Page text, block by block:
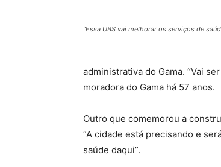
“Essa UBS vai melhorar os serviços de
administrativa do Gama. “Vai
moradora do Gama há 57 anos.
Outro que comemorou a
“A cidade está precisando e
saúde daqui”.